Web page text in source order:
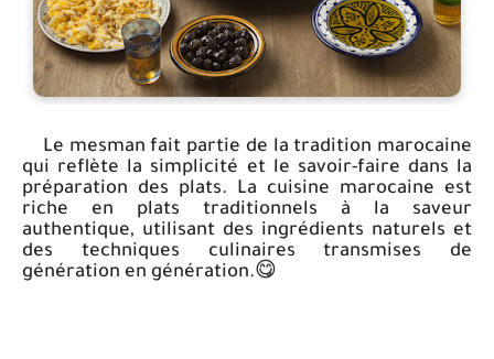
Le mesman fait partie de la tradition marocaine
qui reflète la simplicité et le savoir-faire dans la
préparation des plats. La cuisine marocaine est
riche en plats traditionnels à la saveur
authentique, utilisant des ingrédients naturels et
des techniques culinaires transmises de
génération en génération.😋